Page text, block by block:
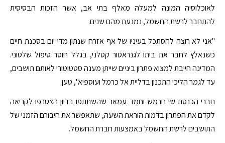
לאוכלוסיה המונה למעלה מאלף בתי אב, אשר הזכות הבסיסית
להתחבר לרשת החשמל, נמנעת מהם שנים.
"אני לא רוצה להסתכל בעיניו של אף אזרח שנתון מדי יום בסכנת חיים
כשנאלץ לחבר את ביתו לגנראטור קטלני, בגלל חוסר טיפול שלטוני.
המדינה חייבת למצוא פתרון ביניים שייתן מענה סטטוטורי לאותם תושבים,
עד לגמר הליכי התכנון בדליית אל כרמל ועוספיא", טען.
חברי הכנסת שי חרמש וחמד עמאר שהשתתפו בדיון הצטרפו לקריאה
לקדם את הפתרון בדמות הוראת השעה, שתאפשר את חיבורם הזמני של
התושבים לרשת החשמל באמצעות חברת החשמל.